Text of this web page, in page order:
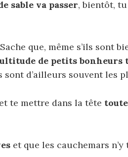
sable va passer, bientôt,
que, même s’ils sont
de petits bonheurs
sont d’ailleurs souvent les
te mettre dans la tête
et que les cauchemars